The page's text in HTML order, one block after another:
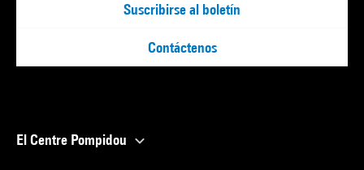
Suscribirse al boletín
Contáctenos
El Centre Pompidou